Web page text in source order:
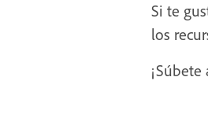
Si te
los